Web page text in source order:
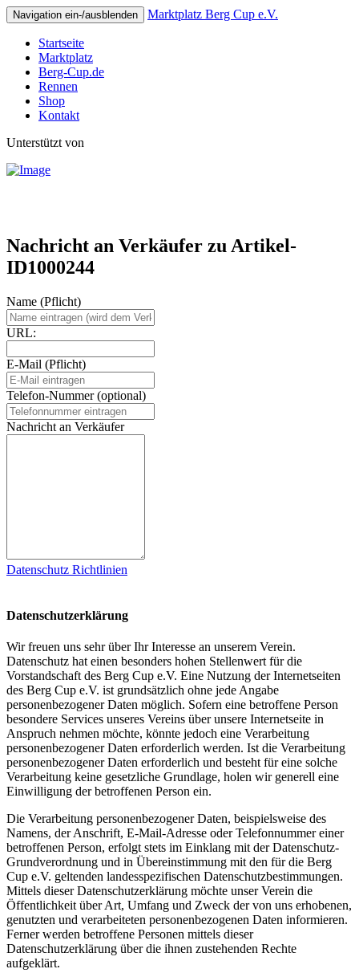
Navigation ein-/ausblenden Marktplatz Berg Cup e.V.
Startseite
Marktplatz
Berg-Cup.de
Rennen
Shop
Kontakt
Unterstützt von
Nachricht an Verkäufer zu Artikel-
ID1000244
Name (Pflicht)
URL:
E-Mail (Pflicht)
Telefon-Nummer (optional)
Nachricht an Verkäufer
Datenschutz Richtlinien
Datenschutzerklärung
Wir freuen uns sehr über Ihr Interesse an unserem Verein.
Datenschutz hat einen besonders hohen Stellenwert für die
Vorstandschaft des Berg Cup e.V. Eine Nutzung der Internetseiten
des Berg Cup e.V. ist grundsätzlich ohne jede Angabe
personenbezogener Daten möglich. Sofern eine betroffene Person
besondere Services unseres Vereins über unsere Internetseite in
Anspruch nehmen möchte, könnte jedoch eine Verarbeitung
personenbezogener Daten erforderlich werden. Ist die Verarbeitung
personenbezogener Daten erforderlich und besteht für eine solche
Verarbeitung keine gesetzliche Grundlage, holen wir generell eine
Einwilligung der betroffenen Person ein.
Die Verarbeitung personenbezogener Daten, beispielsweise des
Namens, der Anschrift, E-Mail-Adresse oder Telefonnummer einer
betroffenen Person, erfolgt stets im Einklang mit der Datenschutz-
Grundverordnung und in Übereinstimmung mit den für die Berg
Cup e.V. geltenden landesspezifischen Datenschutzbestimmungen.
Mittels dieser Datenschutzerklärung möchte unser Verein die
Öffentlichkeit über Art, Umfang und Zweck der von uns erhobenen,
genutzten und verarbeiteten personenbezogenen Daten informieren.
Ferner werden betroffene Personen mittels dieser
Datenschutzerklärung über die ihnen zustehenden Rechte
aufgeklärt.